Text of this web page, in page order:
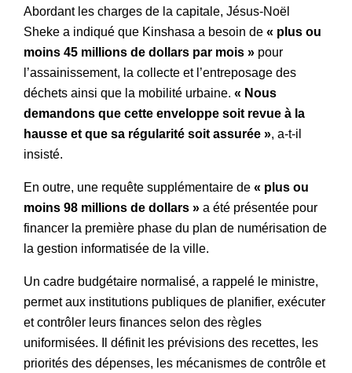
Abordant les charges de la capitale, Jésus-Noël
Sheke a indiqué que Kinshasa a besoin de « plus ou
moins 45 millions de dollars par mois » pour
l’assainissement, la collecte et l’entreposage des
déchets ainsi que la mobilité urbaine. « Nous
demandons que cette enveloppe soit revue à la
hausse et que sa régularité soit assurée », a-t-il
insisté.
En outre, une requête supplémentaire de « plus ou
moins 98 millions de dollars » a été présentée pour
financer la première phase du plan de numérisation de
la gestion informatisée de la ville.
Un cadre budgétaire normalisé, a rappelé le ministre,
permet aux institutions publiques de planifier, exécuter
et contrôler leurs finances selon des règles
uniformisées. Il définit les prévisions des recettes, les
priorités des dépenses, les mécanismes de contrôle et